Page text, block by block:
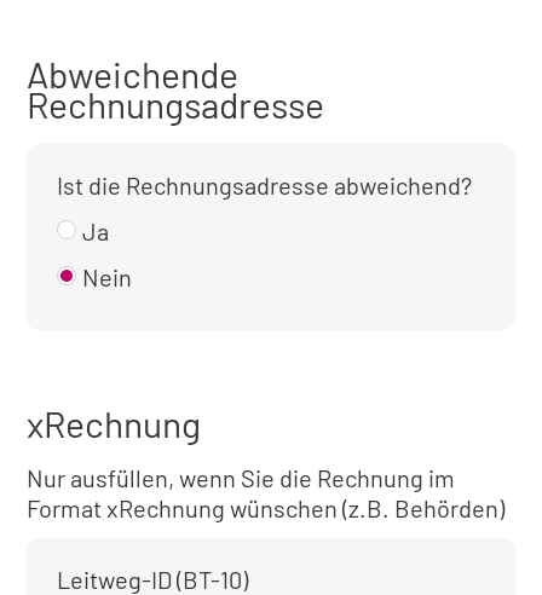
Abweichende
Rechnungsadresse
Ist die Rechnungsadresse abweichend?
Ja
Nein
xRechnung
Nur ausfüllen, wenn Sie die Rechnung im
Format xRechnung wünschen (z.B. Behörden)
Leitweg-ID (BT-10)